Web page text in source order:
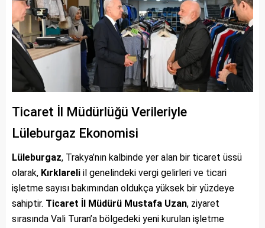
Ticaret İl Müdürlüğü Verileriyle
Lüleburgaz Ekonomisi
Lüleburgaz, Trakya’nın kalbinde yer alan bir ticaret üssü
olarak, Kırklareli il genelindeki vergi gelirleri ve ticari
işletme sayısı bakımından oldukça yüksek bir yüzdeye
sahiptir. Ticaret İl Müdürü Mustafa Uzan, ziyaret
sırasında Vali Turan’a bölgedeki yeni kurulan işletme